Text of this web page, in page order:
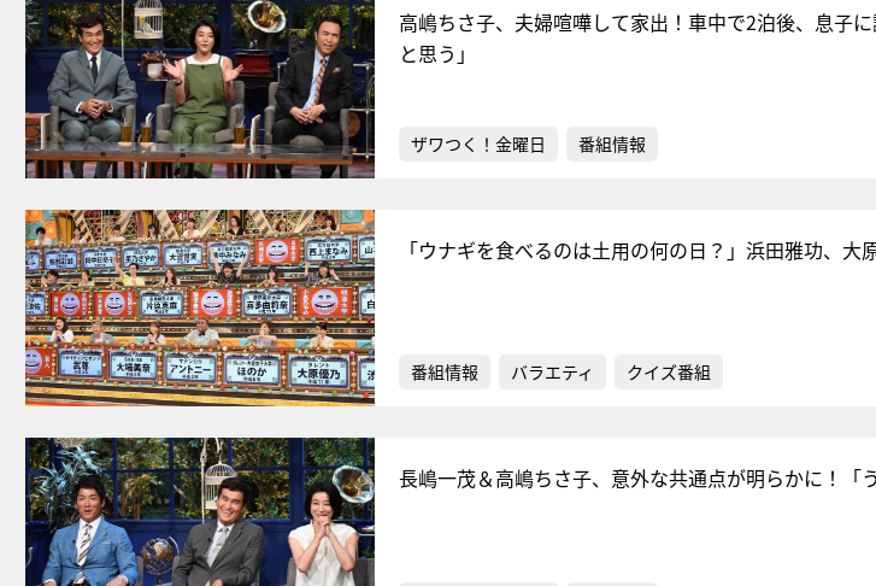
高嶋ちさ子、夫婦喧嘩して家出！車中で2泊後、息子
と思う」
ザワつく！金曜日 番組情報
「ウナギを食べるのは土用の何の日？」浜田雅功、大
番組情報 バラエティ クイズ番組
長嶋一茂＆高嶋ちさ子、意外な共通点が明らかに！「